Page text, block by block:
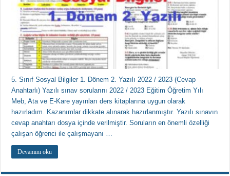
5. Sınıf Sosyal Bilgiler 1. Dönem 2. Yazılı 2022 / 2023 (Cevap
Anahtarlı) Yazılı sınav sorularını 2022 / 2023 Eğitim Öğretim Yılı
Meb, Ata ve E-Kare yayınları ders kitaplarına uygun olarak
hazırladım. Kazanımlar dikkate alınarak hazırlanmıştır. Yazılı sınavın
cevap anahtarı dosya içinde verilmiştir. Soruların en önemli özelliği
çalışan öğrenci ile çalışmayanı …
Devamını oku